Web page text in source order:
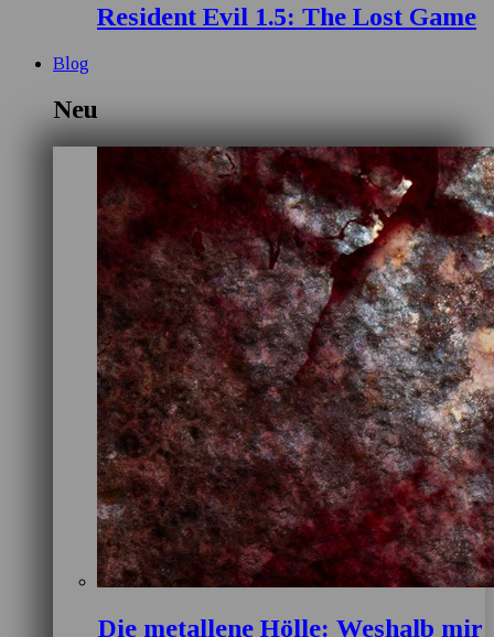
Resident Evil 1.5: The Lost Game
Blog
Neu
Die metallene Hölle: Weshalb mir